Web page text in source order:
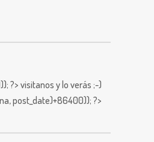
?>visitanos y lo verás ;-)
post_date)+86400)); ?>